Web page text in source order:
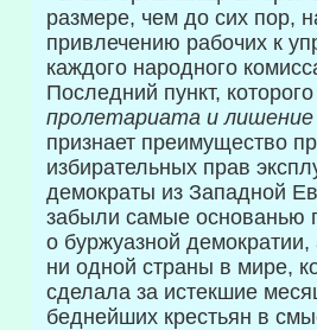
размере, чем до сих пор,
привлечению рабочих к
каждого народного
Последний пункт,
проле­тариата и лишение
признает преимущество
избирательных прав
демократы из Западной
забыли самые основанью
о буржуазной
ни од­ной страны в мире,
сделала за истек­шие
беднейших крестьян в